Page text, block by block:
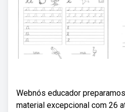
Webnós educador
material excepcional com 26